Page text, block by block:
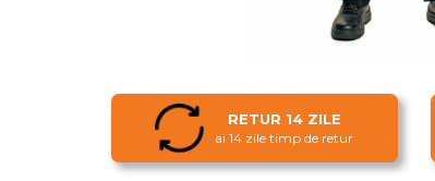
RETUR 14 ZILE
ai 14 zile timp de retur